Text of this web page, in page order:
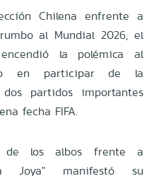
Chilena enfrente a
al Mundial 2026, el
la polémica al
en participar de la
partidos importantes
fecha FIFA.
de los albos frente a
Joya" manifestó su